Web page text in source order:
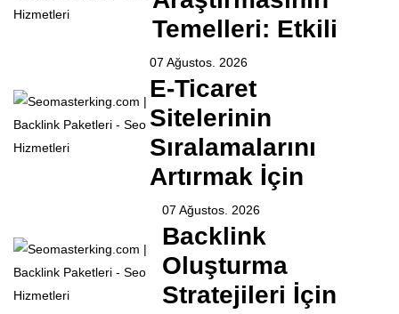
Temelleri: Etkili
07 Ağustos. 2026
E-Ticaret
Sitelerinin
Sıralamalarını
Artırmak İçin
07 Ağustos. 2026
Backlink
Oluşturma
Stratejileri İçin